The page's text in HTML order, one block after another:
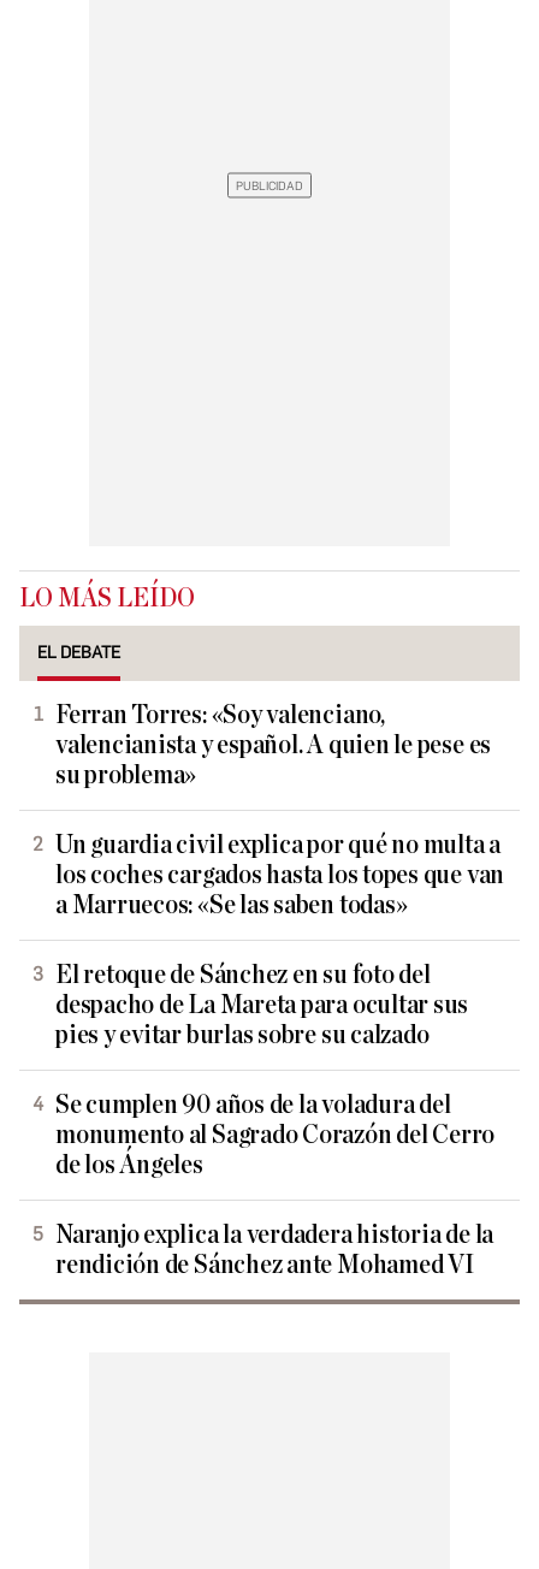
LO MÁS LEÍDO
EL DEBATE
Ferran Torres: «Soy valenciano,
valencianista y español. A quien le pese es
su problema»
Un guardia civil explica por qué no multa a
los coches cargados hasta los topes que van
a Marruecos: «Se las saben todas»
El retoque de Sánchez en su foto del
despacho de La Mareta para ocultar sus
pies y evitar burlas sobre su calzado
Se cumplen 90 años de la voladura del
monumento al Sagrado Corazón del Cerro
de los Ángeles
Naranjo explica la verdadera historia de la
rendición de Sánchez ante Mohamed VI